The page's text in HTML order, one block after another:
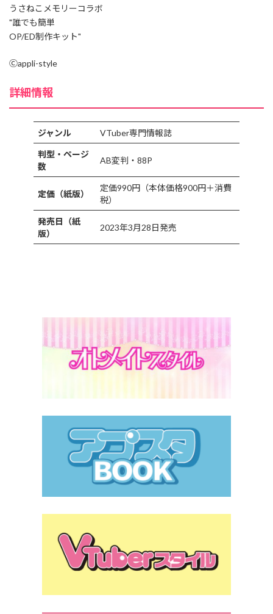
うさねこメモリーコラボ
"誰でも簡単
OP/ED制作キット"
Ⓒappli-style
詳細情報
ジャンル VTuber専門情報誌
判型・ページ
数
AB変判・88P
定価（紙版）
定価990円（本体価格900円＋消費
税）
発売日（紙
版）
2023年3月28日発売